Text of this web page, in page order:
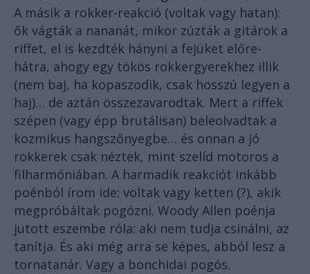
A másik a rokker-reakció (voltak vagy hatan):
ők vágták a nananát, mikor zúzták a gitárok a
riffet, el is kezdték hányni a fejüket előre-
hátra, ahogy egy tökös rokkergyerekhez illik
(nem baj, ha kopaszodik, csak hosszú legyen a
haj)… de aztán összezavarodtak. Mert a riffek
szépen (vagy épp brutálisan) beleolvadtak a
kozmikus hangszőnyegbe… és onnan a jó
rokkerek csak néztek, mint szelíd motoros a
filharmóniában. A harmadik reakciót inkább
poénból írom ide: voltak vagy ketten (?), akik
megpróbáltak pogózni. Woody Allen poénja
jutott eszembe róla: aki nem tudja csinálni, az
tanítja. És aki még arra se képes, abból lesz a
tornatanár. Vagy a bonchidai pogós.